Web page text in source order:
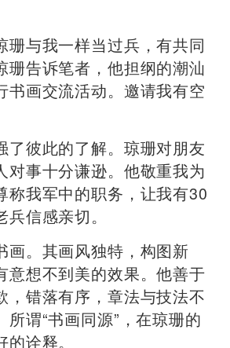
珊与我一样当过兵，有共同
珊告诉笔者，他担纲的潮汕
书画交流活动。邀请我有空
了彼此的了解。琼珊对朋友
对事十分谦逊。他敬重我为
称我军中的职务，让我有30
信感亲切。
画。其画风独特，构图新
意想不到美的效果。他善于
，错落有序，章法与技法不
所谓“书画同源”，在琼珊的
诠释。